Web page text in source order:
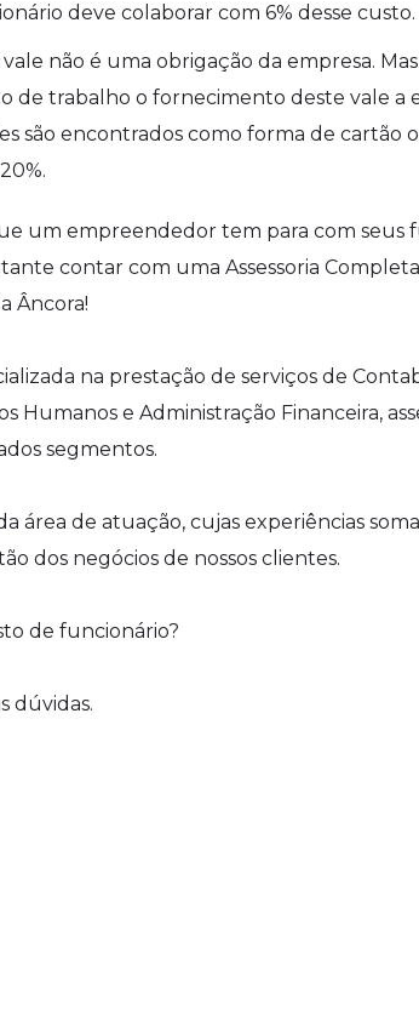
deve colaborar com 6% desse custo.
não é uma obrigação da empresa.
de trabalho o fornecimento deste vale a
são encontrados como forma de cartão
um empreendedor tem para com seus
contar com uma Assessoria
Âncora!
na prestação de serviços de
Humanos e Administração Financeira,
segmentos.
área de atuação, cujas experiências
dos negócios de nossos clientes.
de funcionário?
dúvidas.